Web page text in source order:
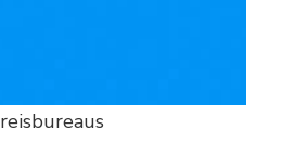
reisbureaus